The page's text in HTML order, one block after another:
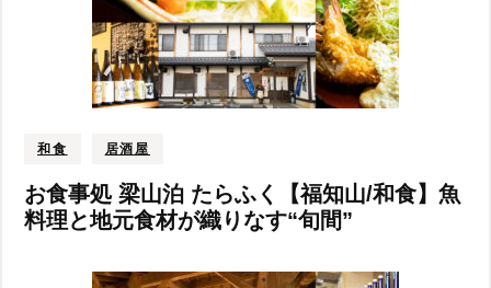
和食 居酒屋
お食事処 梁山泊 たらふく【福知山/和食】魚
料理と地元食材が織りなす“旬間”